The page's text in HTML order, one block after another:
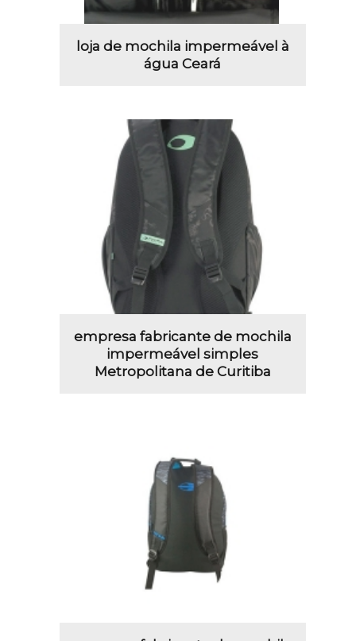
loja de mochila impermeável à
água Ceará
empresa fabricante de mochila
impermeável simples
Metropolitana de Curitiba